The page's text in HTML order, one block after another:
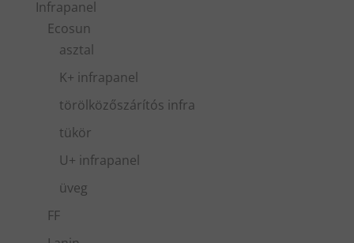
Infrapanel
Ecosun
asztal
K+ infrapanel
törölközőszárítós infra
tükör
U+ infrapanel
üveg
FF